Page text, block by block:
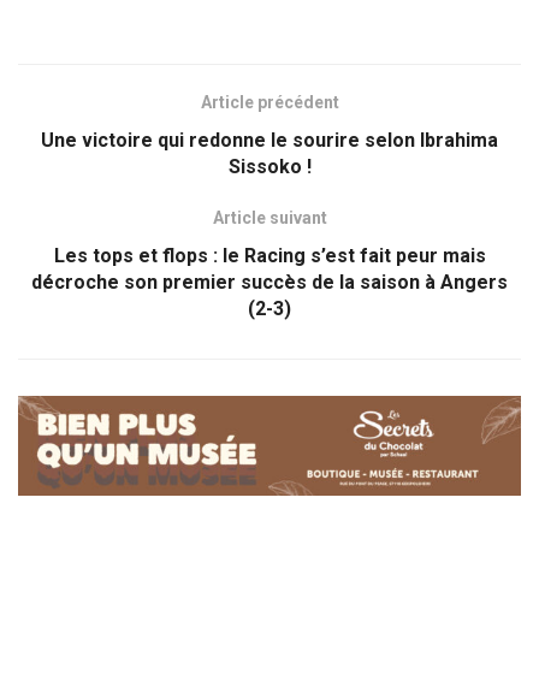
Article précédent
Une victoire qui redonne le sourire selon Ibrahima
Sissoko !
Article suivant
Les tops et flops : le Racing s’est fait peur mais
décroche son premier succès de la saison à Angers
(2-3)